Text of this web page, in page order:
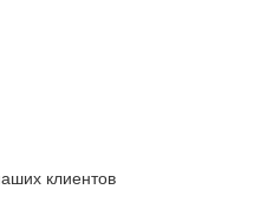
клиентов